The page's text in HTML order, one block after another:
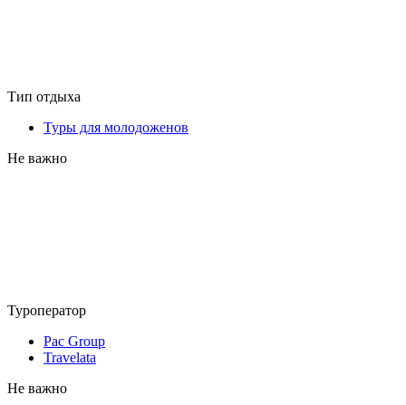
Тип отдыха
Туры для молодоженов
Не важно
Туроператор
Pac Group
Travelata
Не важно